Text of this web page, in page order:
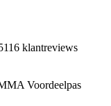
klantreviews
Voordeelpas